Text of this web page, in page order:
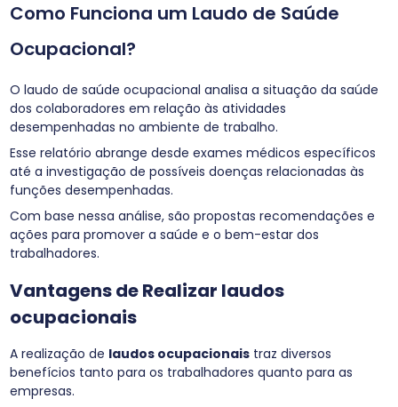
Como Funciona um Laudo de Saúde
Ocupacional?
O laudo de saúde ocupacional analisa a situação da saúde
dos colaboradores em relação às atividades
desempenhadas no ambiente de trabalho.
Esse relatório abrange desde exames médicos específicos
até a investigação de possíveis doenças relacionadas às
funções desempenhadas.
Com base nessa análise, são propostas recomendações e
ações para promover a saúde e o bem-estar dos
trabalhadores.
Vantagens de Realizar laudos
ocupacionais
A realização de laudos ocupacionais traz diversos
benefícios tanto para os trabalhadores quanto para as
empresas.